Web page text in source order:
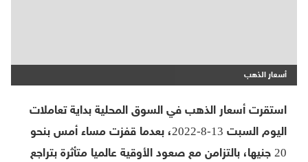
أسعار الذهب
استقرت أسعار الذهب في السوق المحلية بداية تعاملات
اليوم السبت 13-8-2022، بعدما قفزت مساء أمس بنحو
20 جنيها، بالتزامن مع صعود الأوقية عالميا متأثرة بتراجع